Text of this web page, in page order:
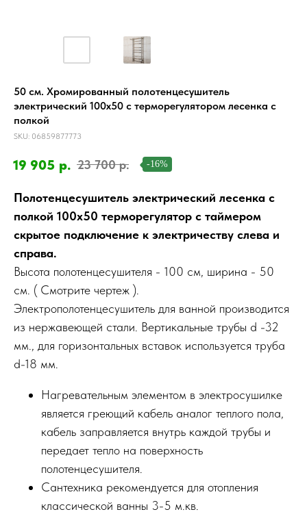
50 см. Хромированный полотенцесушитель
электрический 100х50 с терморегулятором лесенка с
полкой
SKU: 06859877773
19 905 р. 23 700 р. -16%
Полотенцесушитель электрический лесенка с
полкой 100х50 терморегулятор с таймером
скрытое подключение к электричеству слева и
справа.
Высота полотенцесушителя - 100 см, ширина - 50
см. ( Смотрите чертеж ).
Электрополотенцесушитель для ванной производится
из нержавеющей стали. Вертикальные трубы d -32
мм., для горизонтальных вставок используется труба
d-18 мм.
Нагревательным элементом в электросушилке
является греющий кабель аналог теплого пола,
кабель заправляется внутрь каждой трубы и
передает тепло на поверхность
полотенцесушителя.
Сантехника рекомендуется для отопления
классической ванны 3-5 м.кв.